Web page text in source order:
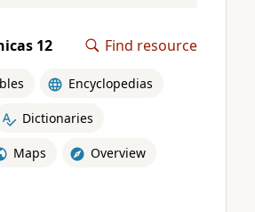
12 Find resource
Encyclopedias
Dictionaries
Maps Overview